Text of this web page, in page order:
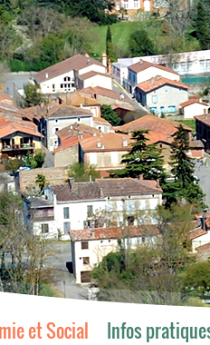
et Social Infos